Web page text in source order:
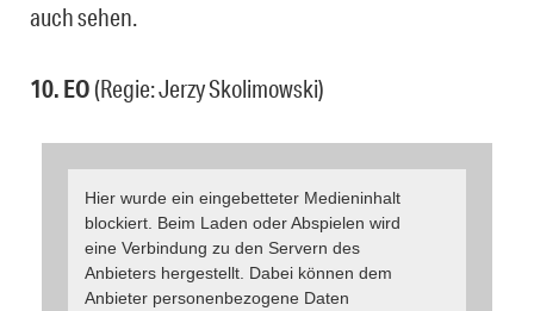
auch sehen.
10. EO(Regie: Jerzy Skolimowski)
Hier wurde ein eingebetteter Medieninhalt
blockiert. Beim Laden oder Abspielen wird
eine Verbindung zu den Servern des
Anbieters hergestellt. Dabei können dem
Anbieter personenbezogene Daten